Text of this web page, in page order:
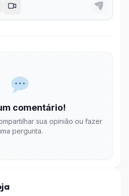
comentário!
sua opinião ou fazer
pergunta.